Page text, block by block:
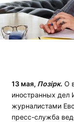
13 мая, Позірк. О
иностранных дел
журналистами
пресс-служба